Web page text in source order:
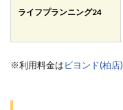
ライフプランニング24
※利用料金はビヨンド(柏店